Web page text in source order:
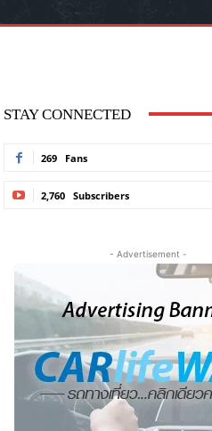
STAY CONNECTED
269 Fans
2,760 Subscribers
- Advertisement -